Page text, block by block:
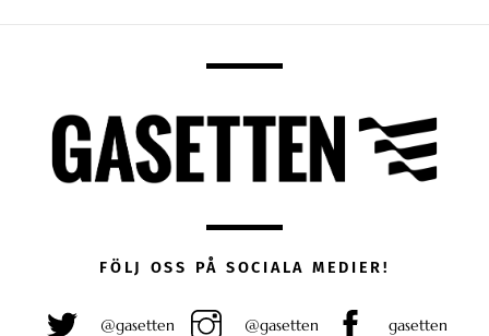
FÖLJ OSS PÅ SOCIALA MEDIER!
@gasetten @gasetten gasetten